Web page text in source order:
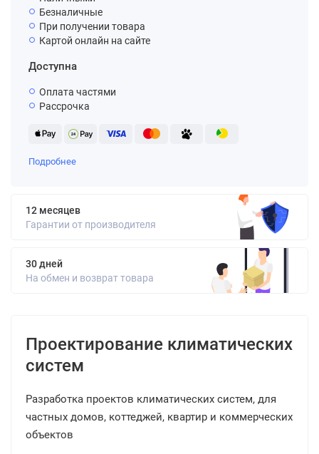
Безналичные
При получении товара
Картой онлайн на сайте
Доступна
Оплата частями
Рассрочка
Подробнее
12 месяцев
Гарантии от производителя
30 дней
На обмен и возврат товара
Проектирование климатических
систем
Разработка проектов климатических систем, для
частных домов, коттеджей, квартир и коммерческих
объектов